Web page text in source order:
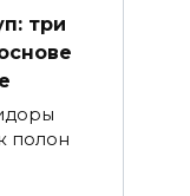
три
полон